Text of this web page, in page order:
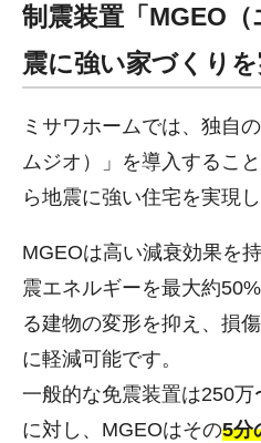
制震装置「MGEO
震に強い家づくり
ミサワホームでは、独自
ムジオ）」を導入するこ
ら地震に強い住宅を実現し
MGEOは高い減衰効果を
震エネルギーを最大約
る建物の変形を抑え、損
に軽減可能です。
一般的な免震装置は250
に対し、MGEOはその5分